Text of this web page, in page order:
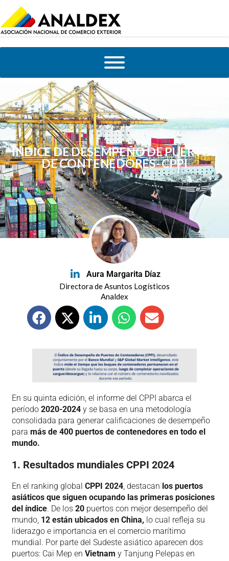
ÍNDICE DE DESEMPEÑO DE PUERTOS
DE CONTENEDORES- CPPI
Aura Margarita Díaz
Directora de Asuntos Logísticos
Analdex
En su quinta edición, el informe del CPPI abarca el
período 2020-2024y se basa en una metodología
consolidada para generar calificaciones de desempeño
para más de 400 puertos de contenedores en todo el
mundo.
1. Resultados mundiales CPPI 2024
En el ranking global CPPI 2024, destacan los puertos
asiáticos que siguen ocupando las primeras posiciones
del índice. De los 20puertos con mejor desempeño del
mundo, 12 están ubicados en China, lo cual refleja su
liderazgo e importancia en el comercio marítimo
mundial. Por parte del Sudeste asiático aparecen dos
puertos: Cai Mep en Vietnam y Tanjung Pelepas en